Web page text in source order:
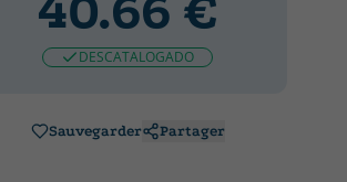
DESCATALOGADO
Sauvegarder Partager